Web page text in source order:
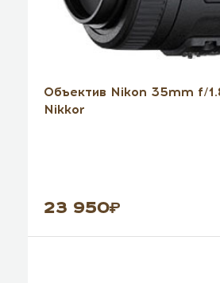
Объектив Nikon 35mm f/
Nikkor
23 950